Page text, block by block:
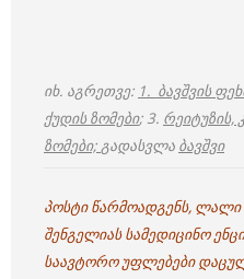
იხ. აგრეთვე: 1. ბავშვის
ქუდის ზომები; 3. რეიტუზის,
ზომები;გადასვლა ბავშვი
პოსტი წარმოადგენს,
შენგელიას სამედიცინო
საავტორო უფლებები